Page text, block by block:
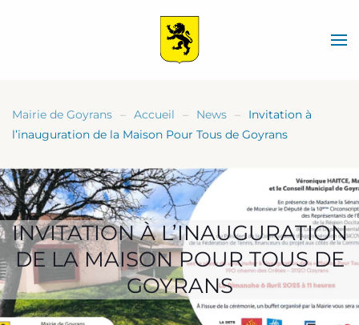
Mairie de Goyrans Accueil News
Invitation à
l’inauguration de la Maison Pour Tous de Goyrans
INVITATION À L’INAUGURATION
DE LA MAISON POUR TOUS DE
GOYRANS